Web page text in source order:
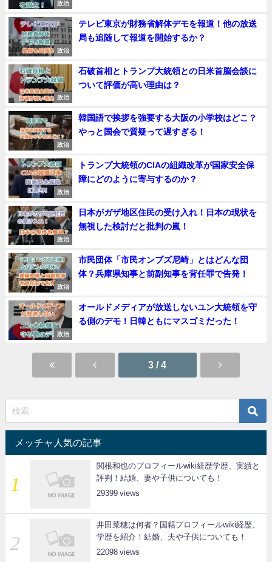
政治
政治
テレビ東京が財務省解体デモを報道！他の放送
局も追随して報道を開始するか？
政治
石破首相とトランプ大統領との日米首脳会談に
ついて評価が高い理由は？
政治
韓国語で挨拶を強要する大阪の小学校はどこ？
やっと国会で質疑って遅すぎる！
政治
トランプ大統領のCIAの組織改革が国家安全保
障にどのように寄与するのか？
政治
日本がガザ地区住民の受け入れ！日本の現状を
無視した検討だと批判の嵐！
政治
市民団体「市民オンブズ尼崎」とはどんな団
体？兵庫県知事と前副知事を背任罪で告発！
政治
オールドメディアが放送しないユン大統領を守
る側のデモ！日韓ともにマスゴミだった！
3 / 4
メッチャ人気の記事
関根和也のプロフィールwiki経歴学歴、実績と
評判！結婚、妻や子供についても！
29399
井田菜穂は何者？国籍プロフィールwiki経歴、
学歴を紹介！結婚、夫や子供についても！
22098